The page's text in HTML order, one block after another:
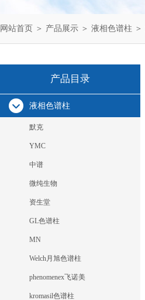
网站首页 ＞ 产品展示 ＞ 液相色谱柱 ＞
产品目录
液相色谱柱
默克
YMC
中谱
微纯生物
资生堂
GL色谱柱
MN
Welch月旭色谱柱
phenomenex飞诺美
kromasil色谱柱